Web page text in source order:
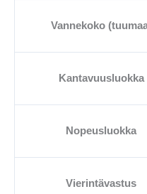
Vannekoko
Kantavuusluokka
Nopeusluokka
Vierintävastus